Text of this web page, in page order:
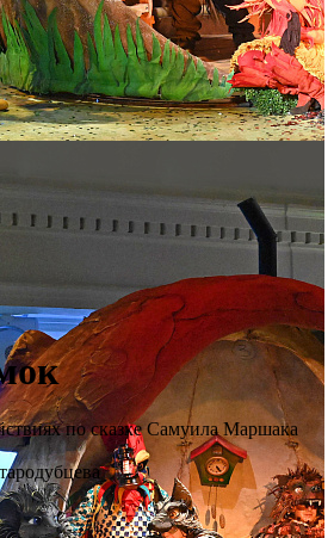
по сказке Самуила Маршака